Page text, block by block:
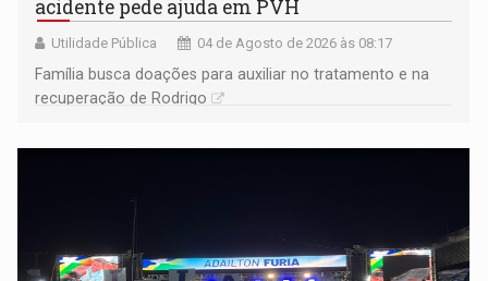
acidente pede ajuda em PVH
Utilidade Pública 04 de Agosto de 2026 às 08:17
Família busca doações para auxiliar no tratamento e na
recuperação de Rodrigo